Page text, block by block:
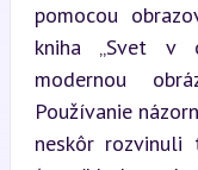
pomocou
kniha „Svet v
modernou
Používanie
neskôr